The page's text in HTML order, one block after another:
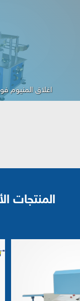
تعبئة سوائل
المنتجات